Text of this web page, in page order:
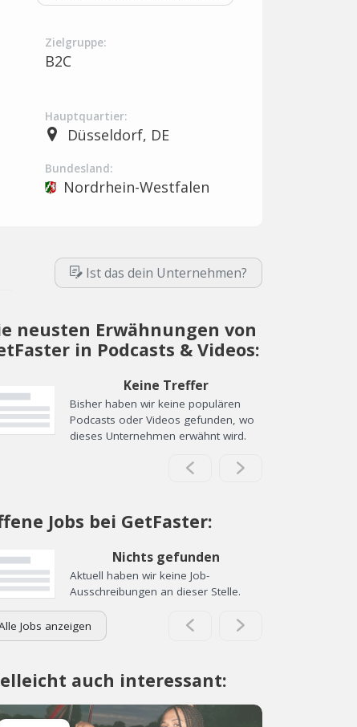
Zielgruppe:
B2C
Hauptquartier:
Düsseldorf, DE
Bundesland:
Nordrhein-Westfalen
Ist das dein Unternehmen?
neusten Erwähnungen von
in Podcasts & Videos:
Keine Treffer
Bisher haben wir keine populären
Podcasts oder Videos gefunden, wo
dieses Unternehmen erwähnt wird.
Jobs bei GetFaster:
Nichts gefunden
Aktuell haben wir keine Job-
Ausschreibungen an dieser Stelle.
Jobs anzeigen
auch interessant: